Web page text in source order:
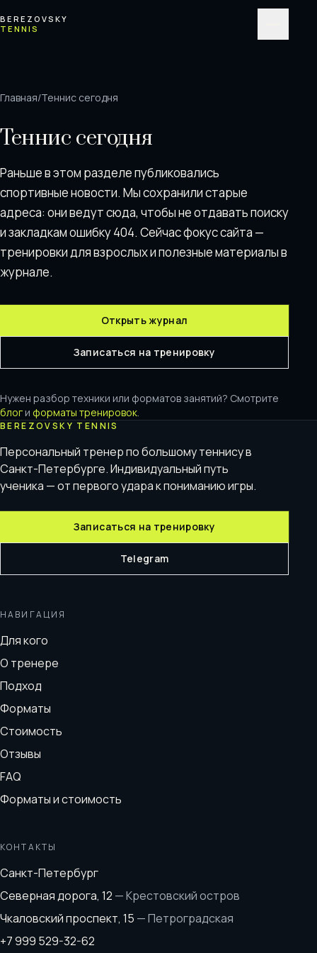
BEREZOVSKY
TENNIS
Главная/Теннис сегодня
Теннис сегодня
Раньше в этом разделе публиковались
спортивные новости. Мы сохранили старые
адреса: они ведут сюда, чтобы не отдавать поискy
и закладкам ошибку 404. Сейчас фокус сайта —
тренировки для взрослых и полезные материалы в
журнале.
Открыть журнал
Записаться на тренировку
Нужен разбор техники или форматов занятий? Смотрите
блог и форматы тренировок.
BEREZOVSKY TENNIS
Персональный тренер по большому теннису в
Санкт-Петербурге. Индивидуальный путь
ученика — от первого удара к пониманию игры.
Записаться на тренировку
Telegram
НАВИГАЦИЯ
Для кого
О тренере
Подход
Форматы
Стоимость
Отзывы
FAQ
Форматы и стоимость
КОНТАКТЫ
Санкт-Петербург
Северная дорога, 12 —Крестовский остров
Чкаловский проспект, 15 —Петроградская
+7 999 529-32-62